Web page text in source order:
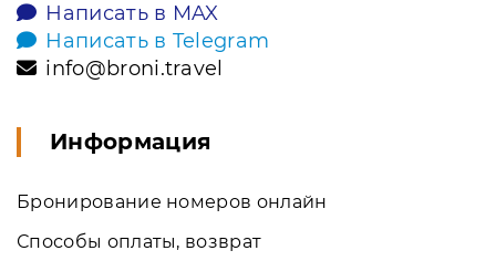
Написать в MAX
Написать в Telegram
info@broni.travel
Информация
Бронирование номеров онлайн
Способы оплаты, возврат